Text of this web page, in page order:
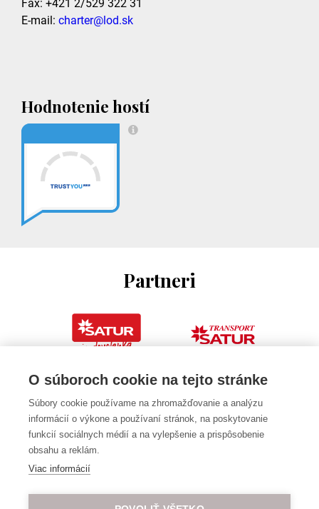
Fax: +421 2/529 322 31
E-mail: charter@lod.sk
Hodnotenie hostí
Partneri
O súboroch cookie na tejto stránke
Súbory cookie používame na zhromažďovanie a analýzu
informácií o výkone a používaní stránok, na poskytovanie
funkcií sociálnych médií a na vylepšenie a prispôsobenie
obsahu a reklám.
Viac informácií